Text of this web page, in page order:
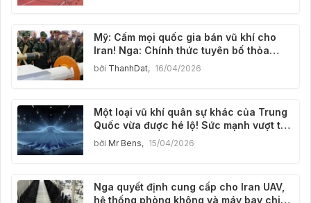
Mỹ: Cấm mọi quốc gia bán vũ khí cho
Iran! Nga: Chính thức tuyên bố thỏa
thuận bán vũ khí lớn cho Iran.
bởi ThanhDat, 16/04/2026
Một loại vũ khí quân sự khác của Trung
Quốc vừa được hé lộ! Sức mạnh vượt trội
so với máy bay B-2 của Mỹ; liệu lục địa
Mỹ có còn được còn an toàn?
bởi Mr Bens, 15/04/2026
Nga quyết định cung cấp cho Iran UAV,
hệ thống phòng không và máy bay chiến